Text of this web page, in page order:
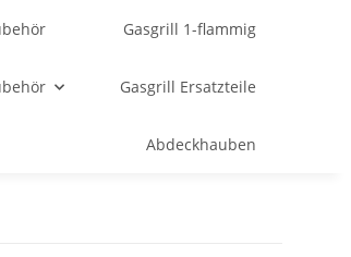
Gasgrill 1-flammig
Gasgrill Ersatzteile
Abdeckhauben